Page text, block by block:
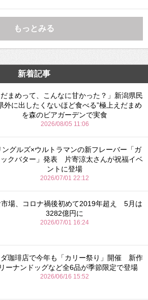
もっとみる
新着記事
だまめって、こんなに甘かった？」新潟県民
外に出したくないほど食べる”極上えだまめ
を森のビアガーデンで実食
2026/08/05 11:06
ングルズ×ウルトラマンの新フレーバー「ガ
クバター」発表 片寄涼太さんが祝福イベ
ントに登場
2026/07/01 22:12
市場、コロナ禍後初めて2019年超え 5月は
3282億円に
2026/07/01 16:24
ダ珈琲店で今年も「カリー祭り」開催 新作
ーナンドッグなど全6品が季節限定で登場
2026/06/16 15:52